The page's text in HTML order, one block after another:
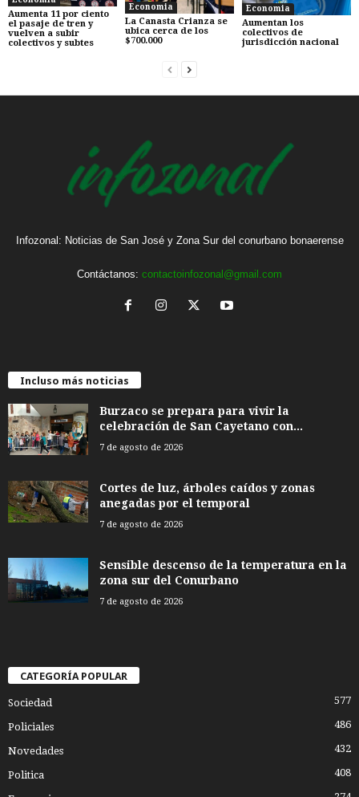
Aumenta 11 por ciento
el pasaje de tren y
vuelven a subir
colectivos y subtes
Economia
La Canasta Crianza se
ubica cerca de los
$700.000
Economia
Aumentan los
colectivos de
jurisdicción nacional
Infozonal: Noticias de San José y Zona Sur del conurbano bonaerense
Contáctanos: contactoinfozonal@gmail.com
Incluso más noticias
Burzaco se prepara para vivir la
celebración de San Cayetano con...
7 de agosto de 2026
Cortes de luz, árboles caídos y zonas
anegadas por el temporal
7 de agosto de 2026
Sensible descenso de la temperatura en la
zona sur del Conurbano
7 de agosto de 2026
CATEGORÍA POPULAR
Sociedad 577
Policiales 486
Novedades 432
Politica 408